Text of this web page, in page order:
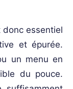
donc essentiel
et épurée.
un menu en
du pouce.